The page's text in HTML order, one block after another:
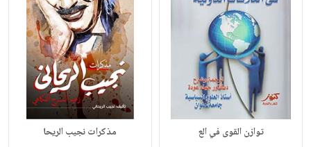
توازن القوى في الع مذكرات نجيب الريحا